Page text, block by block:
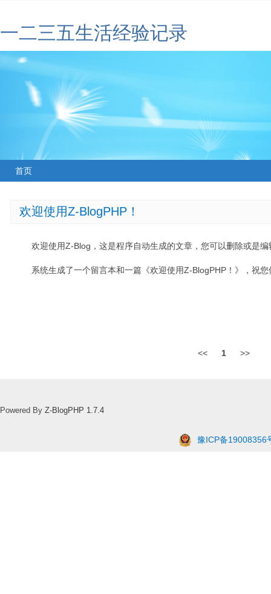
一二三五生活经验记录
首页
欢迎使用Z-BlogPHP！
欢迎使用Z-Blog，这是程序自动生成的文章，您可以删除或是编
系统生成了一个留言本和一篇《欢迎使用Z-BlogPHP！》，祝
<< 1 >>
Powered By Z-BlogPHP 1.7.4
豫ICP备19008356